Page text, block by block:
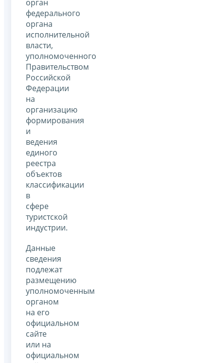
орган
федерального
органа
исполнительной
власти,
уполномоченного
Правительством
Российской
Федерации
на
организацию
формирования
и
ведения
единого
реестра
объектов
классификации
в
сфере
туристской
индустрии.
Данные
сведения
подлежат
размещению
уполномоченным
органом
на его
официальном
сайте
или на
официальном